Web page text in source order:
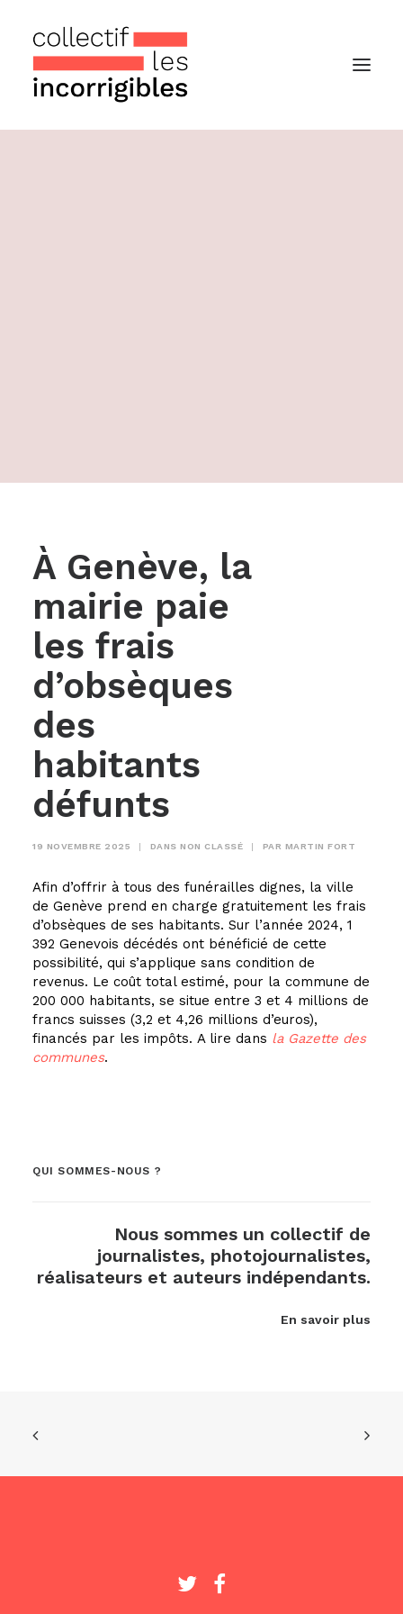
À Genève, la
mairie paie
les frais
d’obsèques
des
habitants
défunts
19 NOVEMBRE 2025 | DANS NON CLASSÉ | PAR MARTIN FORT
Afin d’offrir à tous des funérailles dignes, la ville
de Genève prend en charge gratuitement les frais
d’obsèques de ses habitants. Sur l’année 2024, 1
392 Genevois décédés ont bénéficié de cette
possibilité, qui s’applique sans condition de
revenus. Le coût total estimé, pour la commune de
200 000 habitants, se situe entre 3 et 4 millions de
francs suisses (3,2 et 4,26 millions d’euros),
financés par les impôts. A lire dans la Gazette des
communes.
QUI SOMMES-NOUS ?
Nous sommes un collectif de
journalistes, photojournalistes,
réalisateurs et auteurs indépendants.
En savoir plus